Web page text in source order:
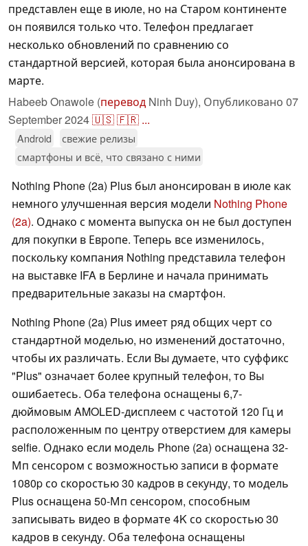
представлен еще в июле, но на Старом континенте
он появился только что. Телефон предлагает
несколько обновлений по сравнению со
стандартной версией, которая была анонсирована в
марте.
Habeeb Onawole (перевод Ninh Duy), Опубликовано 07
September 2024🇺🇸🇫🇷 ...
Android
свежие релизы
смартфоны и всё, что связано с ними
Nothing Phone (2a) Plus был анонсирован в июле как
немного улучшенная версия модели Nothing Phone
(2a). Однако с момента выпуска он не был доступен
для покупки в Европе. Теперь все изменилось,
поскольку компания Nothing представила телефон
на выставке IFA в Берлине и начала принимать
предварительные заказы на смартфон.
Nothing Phone (2a) Plus имеет ряд общих черт со
стандартной моделью, но изменений достаточно,
чтобы их различать. Если Вы думаете, что суффикс
"Plus" означает более крупный телефон, то Вы
ошибаетесь. Оба телефона оснащены 6,7-
дюймовым AMOLED-дисплеем с частотой 120 Гц и
расположенным по центру отверстием для камеры
selfie. Однако если модель Phone (2a) оснащена 32-
Мп сенсором с возможностью записи в формате
1080p со скоростью 30 кадров в секунду, то модель
Plus оснащена 50-Мп сенсором, способным
записывать видео в формате 4K со скоростью 30
кадров в секунду. Оба телефона оснащены